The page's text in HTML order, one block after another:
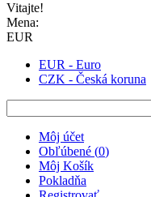
Vitajte!
Mena:
EUR
EUR - Euro
CZK - Česká koruna
Môj účet
Obľúbené (0)
Môj Košík
Pokladňa